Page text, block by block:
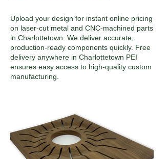
Upload your design for instant online pricing
on laser-cut metal and CNC-machined parts
in Charlottetown. We deliver accurate,
production-ready components quickly. Free
delivery anywhere in Charlottetown PEI
ensures easy access to high-quality custom
manufacturing.